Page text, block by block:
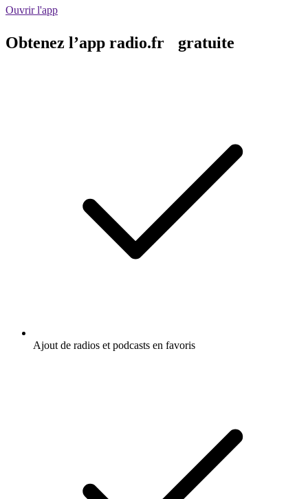
Ouvrir l'app
Obtenez l’app radio.fr gratuite
Ajout de radios et podcasts en favoris